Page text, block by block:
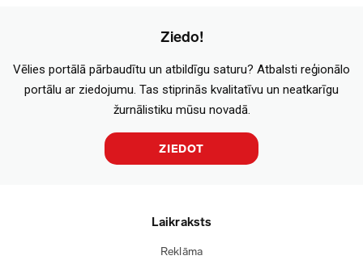
Ziedo!
Vēlies portālā pārbaudītu un atbildīgu saturu? Atbalsti reģionālo
portālu ar ziedojumu. Tas stiprinās kvalitatīvu un neatkarīgu
žurnālistiku mūsu novadā.
ZIEDOT
Laikraksts
Reklāma